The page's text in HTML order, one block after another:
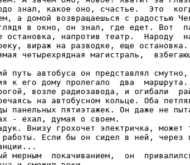
знал, какое оно, счастье.  Это
а домой возвращаешься с радостью
в окно, он знал, где едет. Вот
остановка, напротив театр.  Народу
вираж на разводке, еще
четырехрядная магистраль,
путь автобуса он представлял
к его дому пролегало  два
возле радиозавода, и огибали
на автобусном кольце. Оба
панельных пятиэтажек. Он даже не
- ехал, думая о своем.
Внизу грохочет электричка, может
работы. Если бы он сидел в ней, через
мерным  покачиванием,  он